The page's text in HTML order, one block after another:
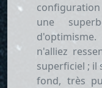
une
n'alliez
superficiel ; il
fond, très